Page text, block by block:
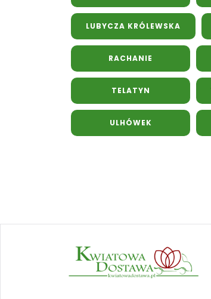
LUBYCZA KRÓLEWSKA
RACHANIE
TELATYN
ULHÓWEK